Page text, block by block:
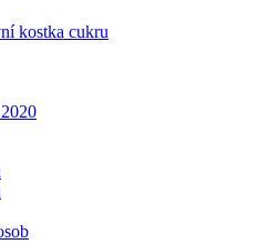
kostka cukru